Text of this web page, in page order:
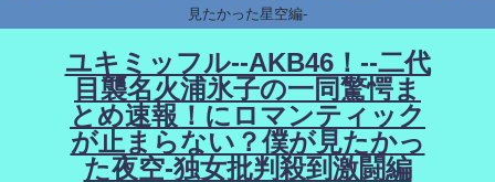
見たかった星空編-
ユキミッフル--AKB46！--二代
目襲名火浦氷子の一同驚愕ま
とめ速報！にロマンティック
が止まらない？僕が見たかっ
た夜空-独女批判殺到激闘編